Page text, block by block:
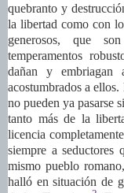
quebranto y
la libertad como con
generosos, que
temperamentos
dañan y embriagan
acostumbrados a
no pueden ya pasarse
tanto más de la
licencia
siempre a seductores
mismo pueblo
halló en situación de